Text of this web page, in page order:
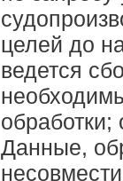
целей до
ведется
Данные,